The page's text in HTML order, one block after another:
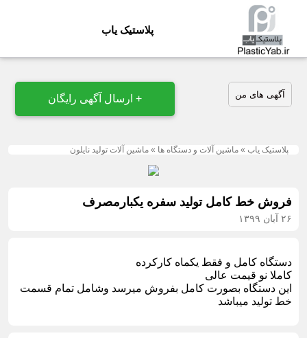
پلاستیک یاب
آگهی های من + ارسال آگهی رایگان
پلاستیک یاب » ماشین آلات و دستگاه ها » ماشین آلات تولید نایلون
فروش خط کامل تولید سفره یکبارمصرف
۲۶ آبان ۱۳۹۹
دستگاه کامل و فقط یکماه کارکرده
کاملا نو قیمت عالی
این دستگاه بصورت کامل بفروش میرسد وشامل تمام قسمت
خط تولید میباشد